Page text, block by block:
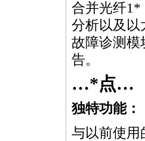
合并光纤1*
分析以及以
故障诊测模
告。
…*点…
独特功能：
与以前使用